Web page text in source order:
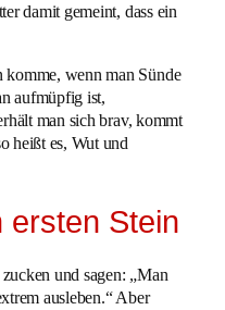
damit gemeint, dass ein
wenn man Sünde
aufmüpfig ist,
man sich brav, kommt
heißt es, Wut und
ersten Stein
und sagen: „Man
ausleben.“ Aber